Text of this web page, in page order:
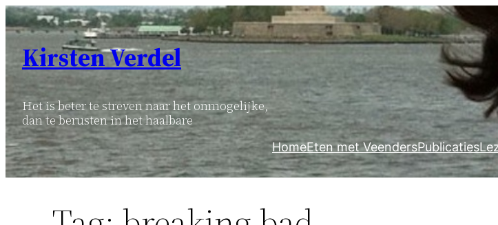
Ga
naar
inhoud
Kirsten Verdel
Het is beter te streven naar het onmogelijke,
dan te berusten in het haalbare
HomeEten met VeendersPublicaties